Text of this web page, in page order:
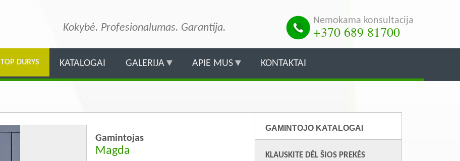
pagrindinį
Kokybė. Profesionalumas. Garantija.
Nemokama konsultacija
+370 689 81700
TOP DURYS KATALOGAI GALERIJA APIE MUS KONTAKTAI
Gamintojas
Magda
GAMINTOJO KATALOGAI
KLAUSKITE DĖL ŠIOS PREKĖS